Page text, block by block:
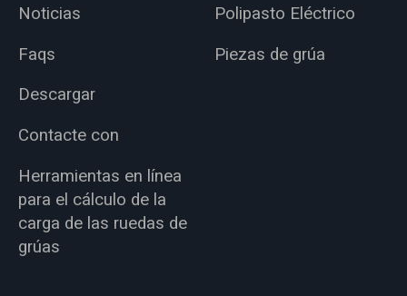
Noticias
Faqs
Descargar
Contacte con
Herramientas en línea
para el cálculo de la
carga de las ruedas de
grúas
Polipasto Eléctrico
Piezas de grúa